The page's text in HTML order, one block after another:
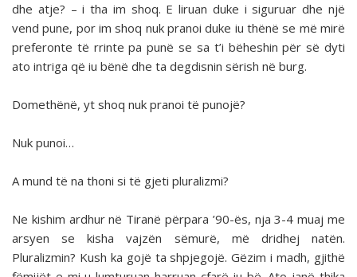
dhe atje? – i tha im shoq. E liruan duke i siguruar dhe një
vend pune, por im shoq nuk pranoi duke iu thënë se më mirë
preferonte të rrinte pa punë se sa t’i bëheshin për së dyti
ato intriga që iu bënë dhe ta degdisnin sërish në burg.
Domethënë, yt shoq nuk pranoi të punojë?
Nuk punoi…
A mund të na thoni si të gjeti pluralizmi?
Ne kishim ardhur në Tiranë përpara ’90-ës, nja 3-4 muaj me
arsyen se kisha vajzën sëmurë, më dridhej natën.
Pluralizmin? Kush ka gojë ta shpjegojë. Gëzim i madh, gjithë